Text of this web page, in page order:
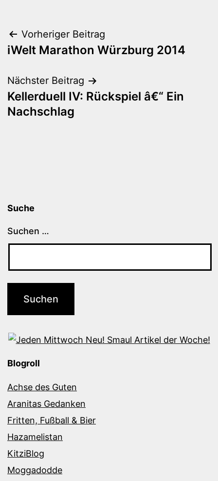
Beitragsnavigation
Vorheriger Beitrag
iWelt Marathon Würzburg 2014
Nächster Beitrag
Kellerduell IV: Rückspiel â€“ Ein
Nachschlag
Suche
Suchen …
Blogroll
Achse des Guten
Aranitas Gedanken
Fritten, Fußball & Bier
Hazamelistan
KitziBlog
Moggadodde